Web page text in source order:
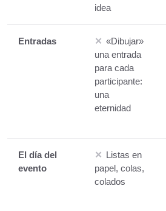
idea
Entradas ✕ «Dibujar»
una entrada
para cada
participante:
una
eternidad
El día del
evento
✕ Listas en
papel, colas,
colados